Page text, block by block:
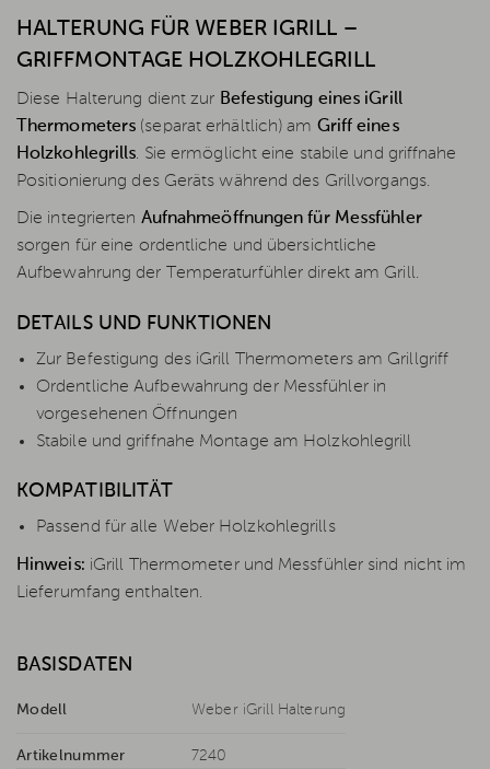
HALTERUNG FÜR WEBER IGRILL –
GRIFFMONTAGE HOLZKOHLEGRILL
Diese Halterung dient zur Befestigung eines iGrill
Thermometers (separat erhältlich) am Griff eines
Holzkohlegrills. Sie ermöglicht eine stabile und griffnahe
Positionierung des Geräts während des Grillvorgangs.
Die integrierten Aufnahmeöffnungen für Messfühler
sorgen für eine ordentliche und übersichtliche
Aufbewahrung der Temperaturfühler direkt am Grill.
DETAILS UND FUNKTIONEN
Zur Befestigung des iGrill Thermometers am Grillgriff
Ordentliche Aufbewahrung der Messfühler in
vorgesehenen Öffnungen
Stabile und griffnahe Montage am Holzkohlegrill
KOMPATIBILITÄT
Passend für alle Weber Holzkohlegrills
Hinweis: iGrill Thermometer und Messfühler sind nicht im
Lieferumfang enthalten.
BASISDATEN
Modell Weber iGrill Halterung
Artikelnummer 7240